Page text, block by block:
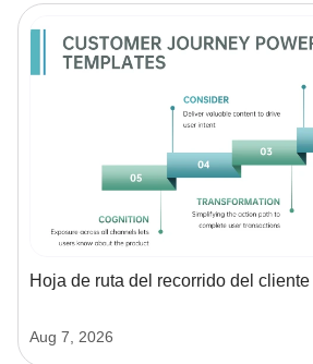
Hoja de ruta del recorrido del cliente
Aug 7, 2026